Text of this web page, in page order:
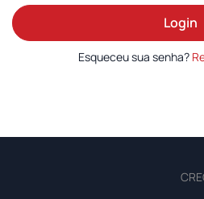
Login
Esqueceu sua senha?